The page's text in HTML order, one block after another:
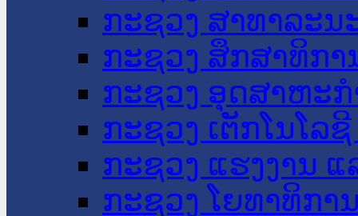
ກະຊວງ ສາທາລະນ
ກະຊວງ ສຶກສາທິກາ
ກະຊວງ ອຸດສາຫະ
ກະຊວງ ເຕັກໂນໂລ
ກະຊວງ ແຮງງານ
ກະຊວງ ໂຍທາທິກາ